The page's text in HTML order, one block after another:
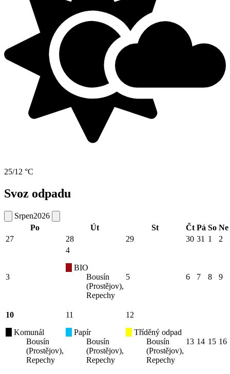
25/12 °C
Svoz odpadu
Srpen2026
Po
Út St Čt Pá So Ne
27
28 29 30 31 1 2
3
4
BIO
Bousín
(Prostějov),
Repechy
5 6 7 8 9
10
Komunál
Bousín
(Prostějov),
Repechy
11
Papír
Bousín
(Prostějov),
Repechy
12
Tříděný odpad
Bousín
(Prostějov),
Repechy
13 14 15 16